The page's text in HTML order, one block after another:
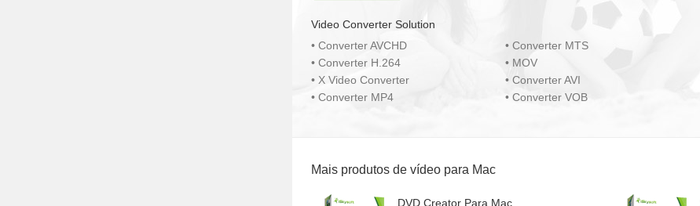
Video Converter Solution
• Converter AVCHD
• Converter H.264
• X Video Converter
• Converter MP4
• Converter MTS
• MOV
• Converter AVI
• Converter VOB
Mais produtos de vídeo para Mac
DVD Creator Para Mac